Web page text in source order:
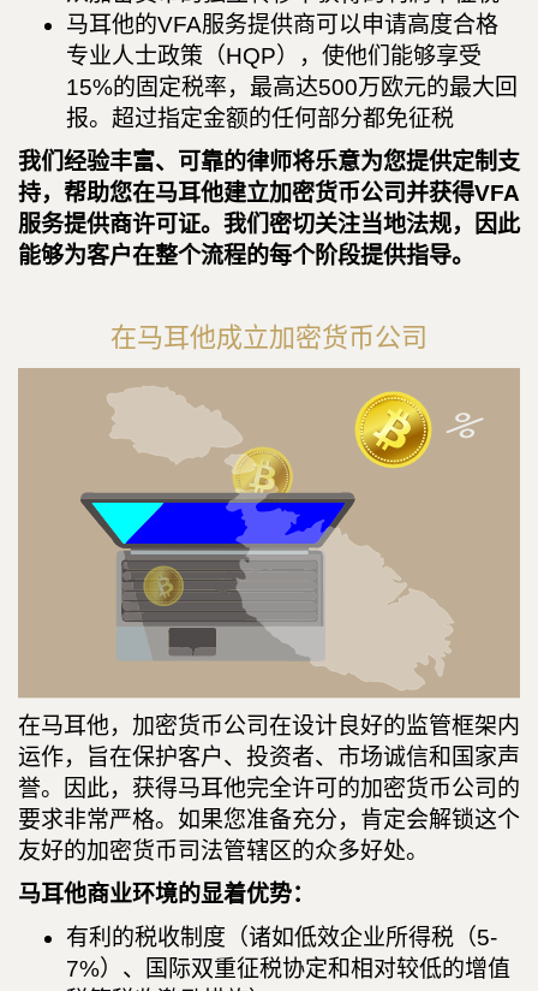
马耳他的VFA服务提供商可以申请高度合格
专业人士政策（HQP），使他们能够享受
15%的固定税率，最高达500万欧元的最大回
报。超过指定金额的任何部分都免征税
我们经验丰富、可靠的律师将乐意为您提供定制支
持，帮助您在马耳他建立加密货币公司并获得VFA
服务提供商许可证。我们密切关注当地法规，因此
能够为客户在整个流程的每个阶段提供指导。
在马耳他成立加密货币公司
在马耳他，加密货币公司在设计良好的监管框架内
运作，旨在保护客户、投资者、市场诚信和国家声
誉。因此，获得马耳他完全许可的加密货币公司的
要求非常严格。如果您准备充分，肯定会解锁这个
友好的加密货币司法管辖区的众多好处。
马耳他商业环境的显着优势：
有利的税收制度（诸如低效企业所得税（5-
7%）、国际双重征税协定和相对较低的增值